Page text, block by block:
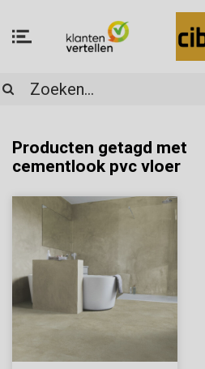
Producten getagd met
cementlook pvc vloer